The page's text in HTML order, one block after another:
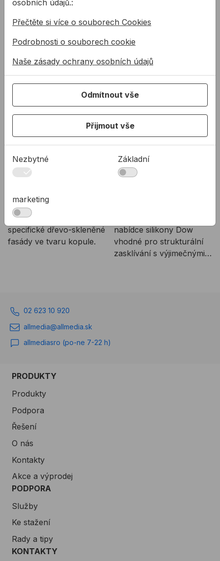
KAL ALLMEDIA DOW 2023
Technický list pro silikonový tmel DOWSIL 791T
Prohlášení o parametrech pro silikonový tmel
DOWSIL 791T
Související články
Přístavba
Tmelení a těsnění
specifické dřevo-skleněné
fasády ve tvaru kopule.
nabídce silikony Dow
vhodné pro strukturální
zasklívání s výjimečnými
02 623 10 920
allmedia@allmedia.sk
allmediasro (po-ne 7-22 h)
PRODUKTY
Produkty
Podpora
Řešení
O nás
Kontakty
Akce a výprodej
PODPORA
Služby
Ke stažení
Rady a tipy
KONTAKTY
osobních údajů.:
Přečtěte si více o souborech Cookies
Podrobnosti o souborech cookie
Naše zásady ochrany osobních údajů
Odmítnout vše
Přijmout vše
Nezbytné Základní
marketing